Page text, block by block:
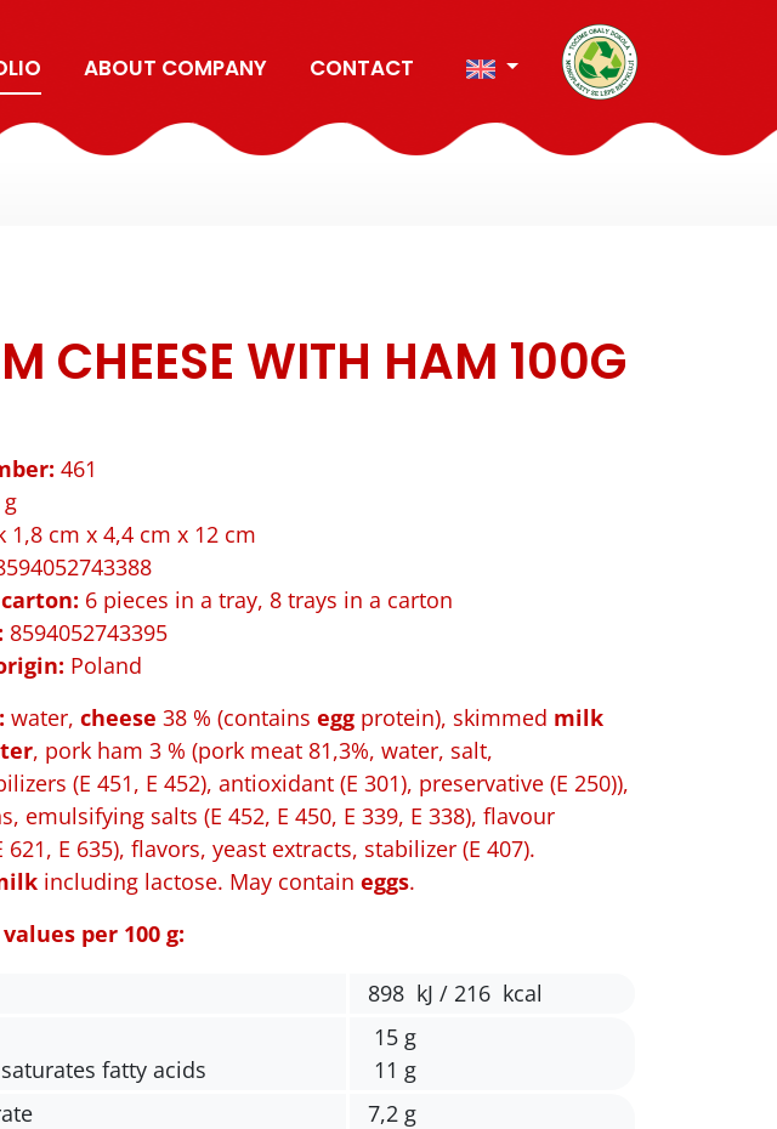
ABOUT COMPANY CONTACT
CHEESE WITH HAM 100G
461
g
1,8 cm x 4,4 cm x 12 cm
6 pieces in a tray, 8 trays in a carton
8594052743395
Poland
water, cheese 38 % (contains egg protein), skimmed milk
, pork ham 3 % (pork meat 81,3%, water, salt,
(E 451, E 452), antioxidant (E 301), preservative (E 250)),
emulsifying salts (E 452, E 450, E 339, E 338), flavour
621, E 635), flavors, yeast extracts, stabilizer (E 407).
including lactose. May contain eggs.
per 100 g:
898 kJ / 216 kcal
fatty acids
15 g
11 g
7,2 g